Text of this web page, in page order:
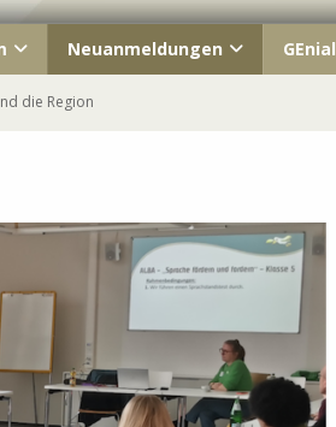
Neuanmeldungen GEnial
die Region
GEschichte